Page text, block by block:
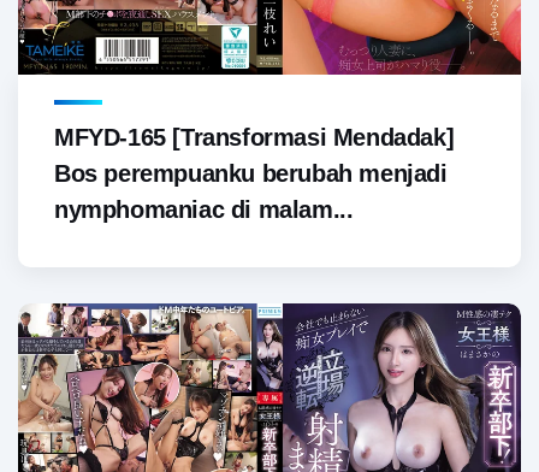
MFYD-165 [Transformasi Mendadak]
Bos perempuanku berubah menjadi
nymphomaniac di malam...